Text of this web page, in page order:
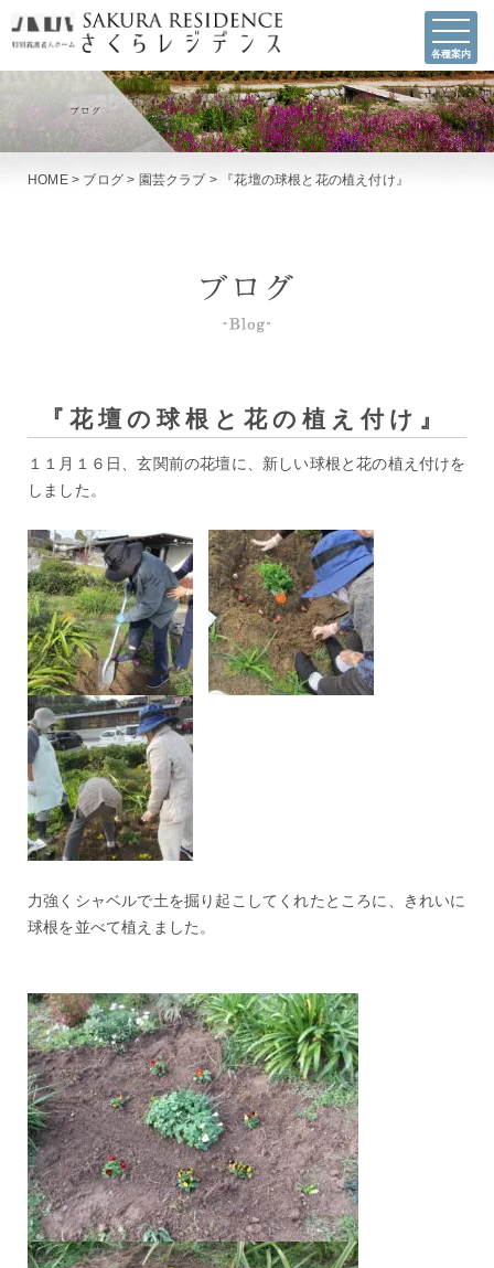
各種案内
HOME> ブログ > 園芸クラブ > 『花壇の球根と花の植え付け』
『花壇の球根と花の植え付け』
１１月１６日、玄関前の花壇に、新しい球根と花の植え付けを
しました。
力強くシャベルで土を掘り起こしてくれたところに、きれいに
球根を並べて植えました。